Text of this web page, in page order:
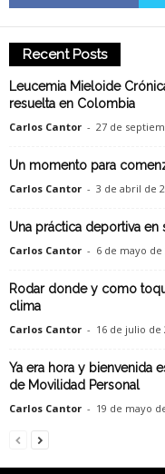
Recent Posts
Leucemia Mieloide
resuelta en Colombia
Carlos Cantor - 27 de
Un momento para
Carlos Cantor - 3 de abril de
Una práctica deportiva
Carlos Cantor - 6 de mayo de
Rodar donde y como
clima
Carlos Cantor - 16 de julio de
Ya era hora y bienvenida
de Movilidad Personal
Carlos Cantor - 19 de mayo